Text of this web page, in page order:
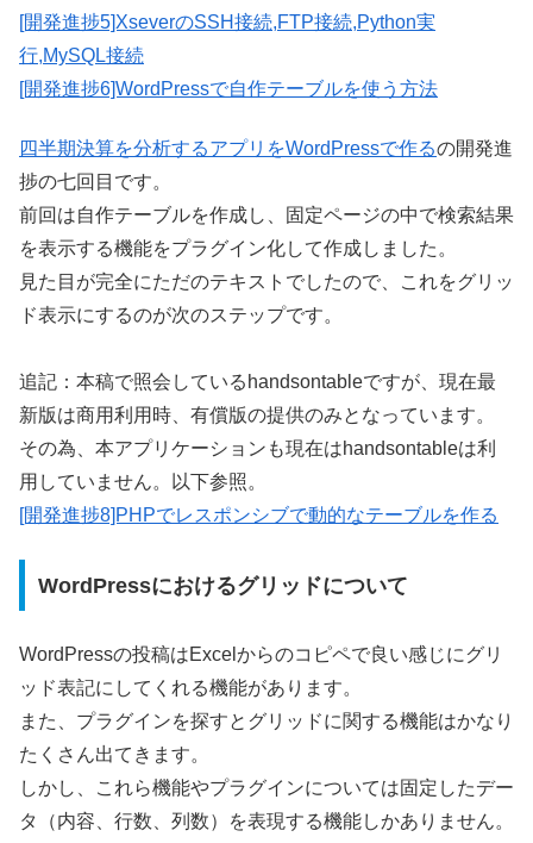
[開発進捗5]XseverのSSH接続,FTP接続,Python実
行,MySQL接続
[開発進捗6]WordPressで自作テーブルを使う方法
四半期決算を分析するアプリをWordPressで作るの開発進
捗の七回目です。
前回は自作テーブルを作成し、固定ページの中で検索結果
を表示する機能をプラグイン化して作成しました。
見た目が完全にただのテキストでしたので、これをグリッ
ド表示にするのが次のステップです。
追記：本稿で照会しているhandsontableですが、現在最
新版は商用利用時、有償版の提供のみとなっています。
その為、本アプリケーションも現在はhandsontableは利
用していません。以下参照。
[開発進捗8]PHPでレスポンシブで動的なテーブルを作る
WordPressにおけるグリッドについて
WordPressの投稿はExcelからのコピペで良い感じにグリ
ッド表記にしてくれる機能があります。
また、プラグインを探すとグリッドに関する機能はかなり
たくさん出てきます。
しかし、これら機能やプラグインについては固定したデー
タ（内容、行数、列数）を表現する機能しかありません。